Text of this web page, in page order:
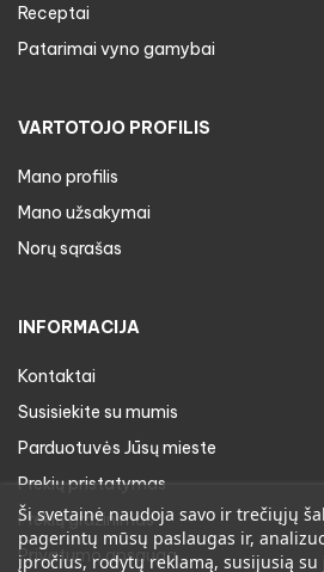
Receptai
Patarimai vyno gamybai
VARTOTOJO PROFILIS
Mano profilis
Mano užsakymai
Norų sąrašas
INFORMACIJA
Kontaktai
Susisiekite su mumis
Parduotuvės Jūsų mieste
Prekių pristatymas
Prekių gražinimas
Privatumo apsauga
Ši svetainė naudoja savo ir trečiųjų
pagerintų mūsų paslaugas ir,
įpročius, rodytų reklamą, susijusią